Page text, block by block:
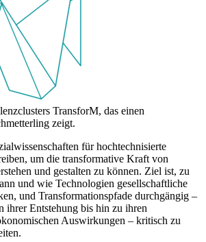
TransforM, das einen
zeigt.
für hochtechnisierte
um die transformative Kraft von
und gestalten zu können. Ziel ist, zu
und wie Technologien gesellschaftliche
und Transformationspfade durchgängig –
ihrer Entstehung bis hin zu ihren
Auswirkungen – kritisch zu